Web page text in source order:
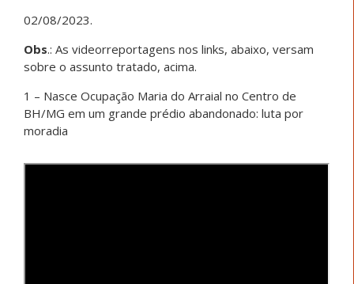
02/08/2023.
Obs.: As videorreportagens nos links, abaixo, versam
sobre o assunto tratado, acima.
1 – Nasce Ocupação Maria do Arraial no Centro de
BH/MG em um grande prédio abandonado: luta por
moradia